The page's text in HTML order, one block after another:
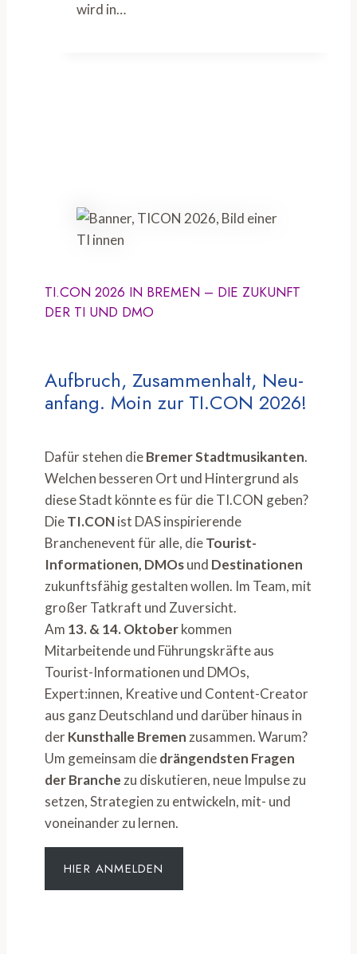
wird in…
TI.CON 2026 IN BREMEN – DIE ZUKUNFT
DER TI UND DMO
Aufbruch, Zusammenhalt, Neu-
anfang. Moin zur TI.CON 2026!
Dafür stehen dieBremer Stadtmusikanten.
Welchen besseren Ort und Hintergrund als
diese Stadt könnte es für die TI.CON geben?
DieTI.CONist DAS inspirierende
Branchenevent für alle, dieTourist-
Informationen, DMOsund Destinationen
zukunftsfähig gestalten wollen. Im Team, mit
großer Tatkraft und Zuversicht.
Am 13. & 14. Oktoberkommen
Mitarbeitende und Führungskräfte aus
Tourist-Informationen und DMOs,
Expert:innen, Kreative und Content-Creator
aus ganz Deutschland und darüber hinaus in
derKunsthalle Bremen zusammen. Warum?
Um gemeinsam diedrängendsten Fragen
der Branche zu diskutieren, neue Impulse zu
setzen, Strategien zu entwickeln, mit- und
voneinander zu lernen.
HIER ANMELDEN